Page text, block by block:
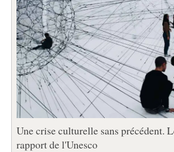
Une crise culturelle sans précédent.
rapport de l'Unesco